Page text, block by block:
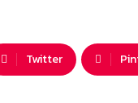
Twitter